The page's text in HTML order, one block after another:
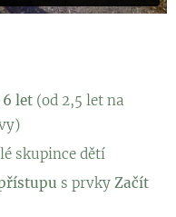
6 let (od 2,5 let na
skupince dětí
s prvky Začít